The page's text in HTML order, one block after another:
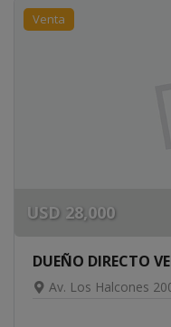
Venta
USD 28,000
Av. Los Halcones